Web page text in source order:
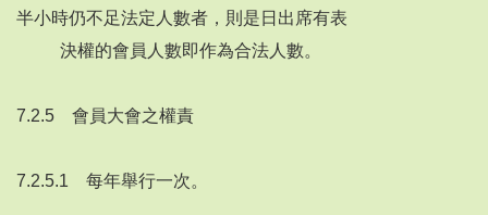
半小時仍不足法定人數者，則是日出席有表
決權的會員人數即作為合法人數。
7.2.5 會員大會之權責
7.2.5.1 每年舉行一次。